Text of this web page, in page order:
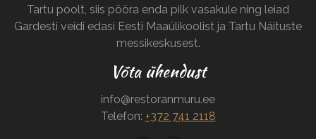
Tartu poolt, siis pööra enda pilk vasakule ning leiad
Gardesti veidi edasi Eesti Maaülikoolist ja Tartu Näituste
messikeskusest.
Võta ühendust
info@restoranmuru.ee
Telefon: +372 741 2118